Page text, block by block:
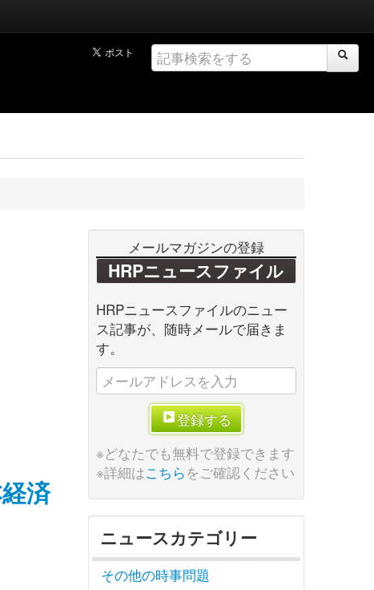
済
メールマガジンの登録
HRPニュースファイル
HRPニュースファイルのニュー
ス記事が、随時メールで届きま
す。
登録する
※どなたでも無料で登録できます
※詳細はこちらをご確認ください
ニュースカテゴリー
その他の時事問題